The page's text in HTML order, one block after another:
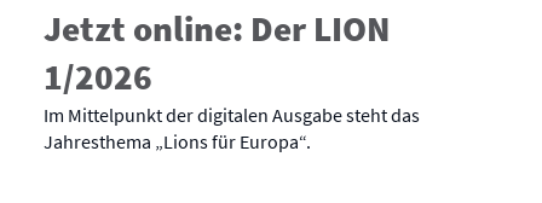
Jetzt online: Der LION
1/2026
Im Mittelpunkt der digitalen Ausgabe steht das
Jahresthema „Lions für Europa“.